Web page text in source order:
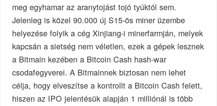
meg egyhamar az aranytojást tojó tyúktól sem.
Jelenleg is közel 90.000 új S15-ös miner üzembe
helyezése folyik a cég Xinjiang-i minerfarmján, melyek
kapcsán a sietség nem véletlen, ezek a gépek lesznek
a Bitmain kezében a Bitcoin Cash hash-war
csodafegyverei. A Bitmainnek biztosan nem lehet
célja, hogy elveszítse a kontrollt a Bitcoin Cash felett,
hiszen az IPO jelentésük alapján 1 milliónál is több